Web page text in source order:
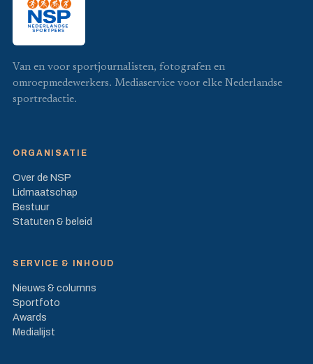
Van en voor sportjournalisten, fotografen en
omroepmedewerkers. Mediaservice voor elke Nederlandse
sportredactie.
ORGANISATIE
Over de NSP
Lidmaatschap
Bestuur
Statuten & beleid
SERVICE & INHOUD
Nieuws & columns
Sportfoto
Awards
Medialijst